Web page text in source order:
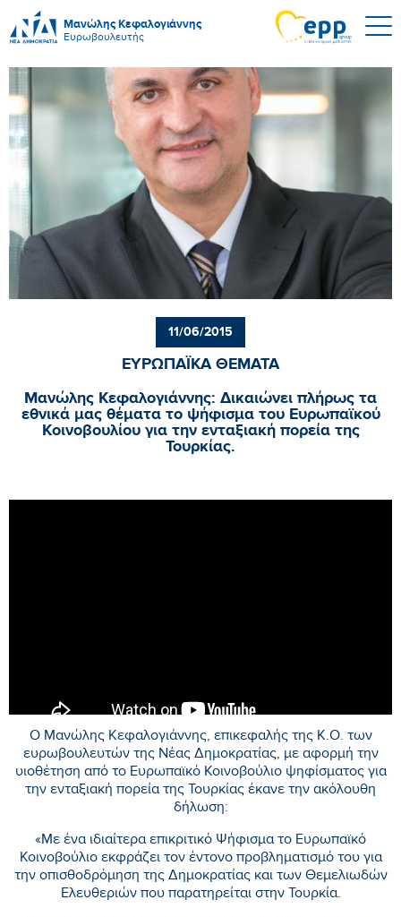
Μανώλης Κεφαλογιάννης
Ευρωβουλευτής
11/06/2015
ΕΥΡΩΠΑΪΚΑ ΘΕΜΑΤΑ
Μανώλης Κεφαλογιάννης: Δικαιώνει πλήρως τα
εθνικά μας θέματα το ψήφισμα του Ευρωπαϊκού
Κοινοβουλίου για την ενταξιακή πορεία της
Τουρκίας.
Ο Μανώλης Κεφαλογιάννης, επικεφαλής της Κ.Ο. των
ευρωβουλευτών της Νέας Δημοκρατίας, με αφορμή την
υιοθέτηση από το Ευρωπαϊκό Κοινοβούλιο ψηφίσματος για
την ενταξιακή πορεία της Τουρκίας έκανε την ακόλουθη
δήλωση:
«Με ένα ιδιαίτερα επικριτικό Ψήφισμα το Ευρωπαϊκό
Κοινοβούλιο εκφράζει τον έντονο προβληματισμό του για
την οπισθοδρόμηση της Δημοκρατίας και των Θεμελιωδών
Ελευθεριών που παρατηρείται στην Τουρκία.